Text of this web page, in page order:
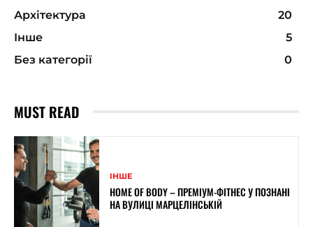
Архітектура
20
Інше
5
Без категорії
0
MUST READ
ІНШЕ
HOME OF BODY – ПРЕМІУМ-ФІТНЕС У ПОЗНАНІ
НА ВУЛИЦІ МАРЦЕЛІНСЬКІЙ